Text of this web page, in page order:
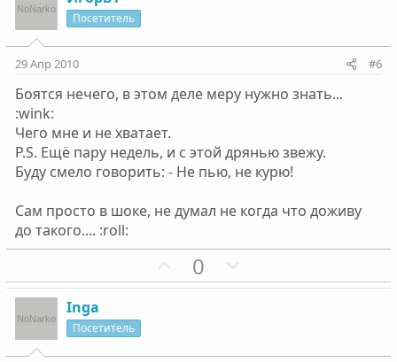
т
н
й
г
л
с
т
н
й
г
л
с
Посетитель
29 Апр 2010 #6
Боятся нечего, в этом деле меру нужно знать...
:wink:
Чего мне и не хватает.
P.S. Ещё пару недель, и с этой дрянью звежу.
Буду смело говорить: - Не пью, не курю!
Сам просто в шоке, не думал не когда что доживу
до такого.... :roll:
П
о
т
0
е
т
Inga
Посетитель